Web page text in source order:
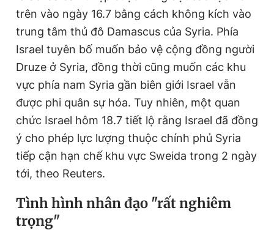
trên vào ngày 16.7 bằng cách không kích vào
trung tâm thủ đô Damascus của Syria. Phía
Israel tuyên bố muốn bảo vệ cộng đồng người
Druze ở Syria, đồng thời cũng muốn các khu
vực phía nam Syria gần biên giới Israel vẫn
được phi quân sự hóa. Tuy nhiên, một quan
chức Israel hôm 18.7 tiết lộ rằng Israel đã đồng
ý cho phép lực lượng thuộc chính phủ Syria
tiếp cận hạn chế khu vực Sweida trong 2 ngày
tới, theo Reuters.
Tình hình nhân đạo "rất nghiêm
trọng"